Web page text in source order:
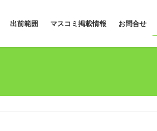
出前範囲 マスコミ掲載情報 お問合せ